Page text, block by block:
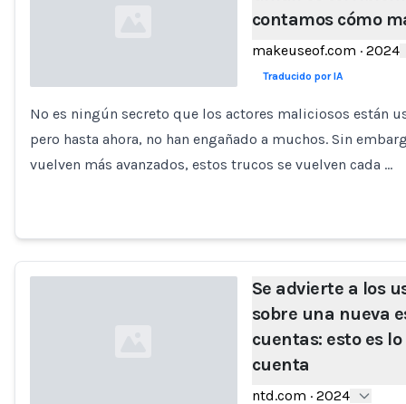
contamos cómo
makeuseof.com · 2024
Traducido por IA
No es ningún secreto que los actores maliciosos están
pero hasta ahora, no han engañado a muchos. Sin
vuelven más avanzados, estos trucos se vuelven cada …
Se advierte a los
sobre una nueva
cuentas: esto es
cuenta
ntd.com · 2024